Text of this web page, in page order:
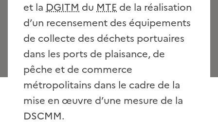
et la DGITM du MTE de la réalisation
d’un recensement des équipements
de collecte des déchets portuaires
dans les ports de plaisance, de
pêche et de commerce
métropolitains dans le cadre de la
mise en œuvre d’une mesure de la
DSCMM.